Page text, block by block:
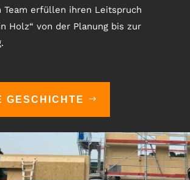
Team erfüllen ihren Leitspruch
Holz“ von der Planung bis zur
GESCHICHTE